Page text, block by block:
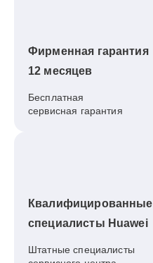
Фирменная гарантия
12 месяцев
Бесплатная
сервисная гарантия
Квалифицированные
специалисты Huawei
Штатные специалисты